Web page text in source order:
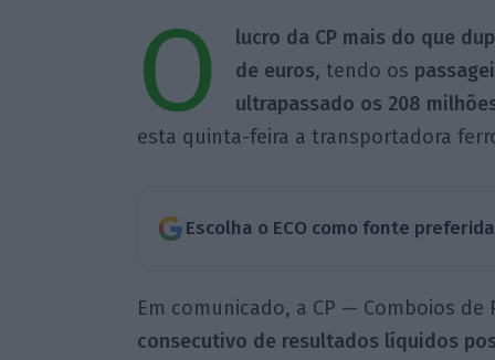
O
lucro da CP mais do que
de euros, tendo os
ultrapassado os 208
esta quinta-feira a transportadora
Escolha o ECO como fonte
Em comunicado, a CP — Comboios
consecutivo de resultados líquidos